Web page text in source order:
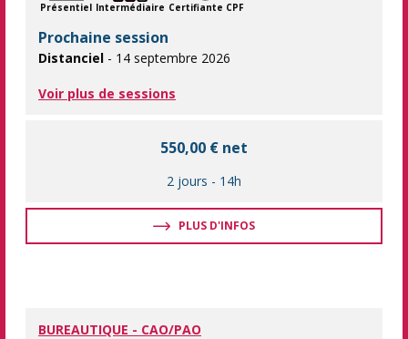
Présentiel Intermédiaire Certifiante CPF
Prochaine session
Distanciel - 14 septembre 2026
Voir plus de sessions
550,00 € net
2 jours - 14h
PLUS D'INFOS
BUREAUTIQUE - CAO/PAO